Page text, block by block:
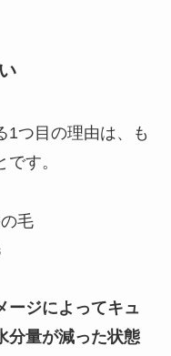
1つ目の理由は、も
す。
毛
ージによってキュ
分量が減った状態